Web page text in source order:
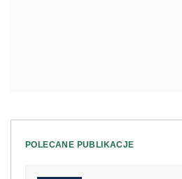
POLECANE PUBLIKACJE